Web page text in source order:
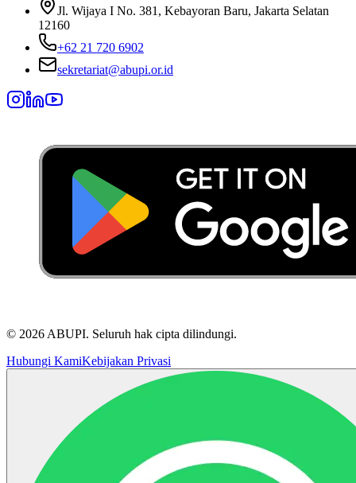
Jl. Wijaya I No. 381, Kebayoran Baru, Jakarta Selatan
12160
+62 21 720 6902
sekretariat@abupi.or.id
© 2026ABUPI. Seluruh hak cipta dilindungi.
Hubungi KamiKebijakan Privasi